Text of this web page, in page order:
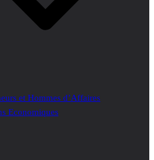
et Hommes d’Affaires
Economiques